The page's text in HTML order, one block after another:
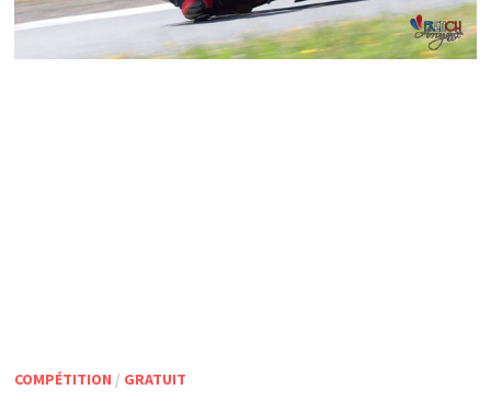
COMPÉTITION / GRATUIT